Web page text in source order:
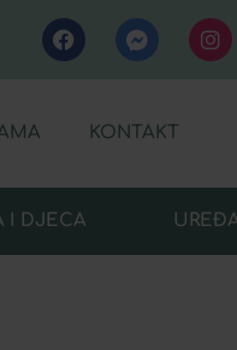
KONTAKT
I DJECA